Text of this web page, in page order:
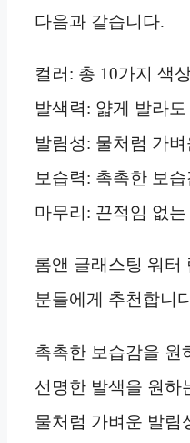
다음과 같습니다.
컬러: 총 10가지 색
발색력: 얇게 발라
발림성: 물처럼 가
보습력: 촉촉한 보습
마무리: 끈적임 없는
롬앤 글래스팅 워터
분들에게 추천합니
촉촉한 보습감을 원
선명한 발색을 원하
물처럼 가벼운 발림